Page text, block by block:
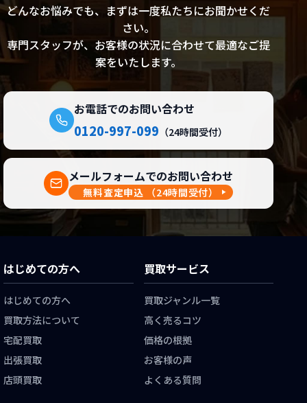
どんなお悩みでも、まずは一度私たちにお聞かせくだ
さい。
専門スタッフが、お客様の状況に合わせて最適なご提
案をいたします。
お電話でのお問い合わせ
0120-997-099 （24時間受付）
メールフォームでのお問い合わせ
無料査定申込 （24時間受付）
はじめての方へ
はじめての方へ
買取方法について
宅配買取
出張買取
店頭買取
買取サービス
買取ジャンル一覧
高く売るコツ
価格の根拠
お客様の声
よくある質問